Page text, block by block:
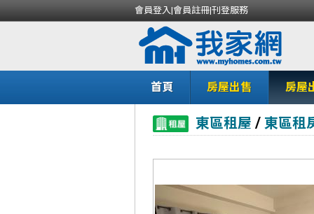
會員登入|會員註冊|刊登服務
首頁 房屋出售 房屋
東區租屋 / 東區租